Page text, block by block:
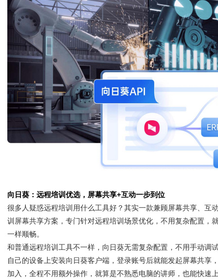
向日葵：远程培训优选，屏幕共享+互动一步到位
很多人疑惑远程培训用什么工具好？其实一款兼顾屏幕共享、互
训屏幕共享方案，专门针对远程培训场景优化，不用复杂配置，
一样顺畅。
和普通远程培训工具不一样，向日葵无需复杂配置，不用手动调
自己的设备上安装向日葵客户端，登录账号后就能发起屏幕共
加入，全程不用额外操作，就算是不熟悉电脑的讲师，也能快速